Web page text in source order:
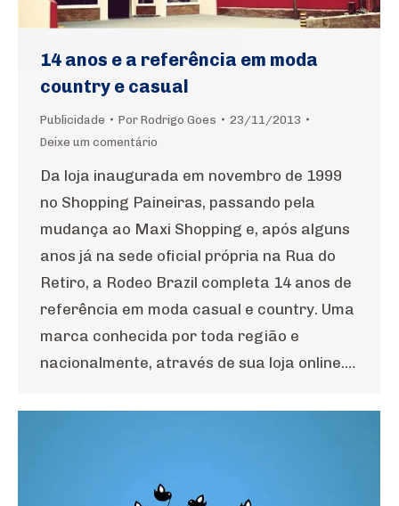
14 anos e a referência em moda
country e casual
Publicidade Por Rodrigo Goes
23/11/2013
Deixe um comentário
Da loja inaugurada em novembro de 1999
no Shopping Paineiras, passando pela
mudança ao Maxi Shopping e, após alguns
anos já na sede oficial própria na Rua do
Retiro, a Rodeo Brazil completa 14 anos de
referência em moda casual e country. Uma
marca conhecida por toda região e
nacionalmente, através de sua loja online.…